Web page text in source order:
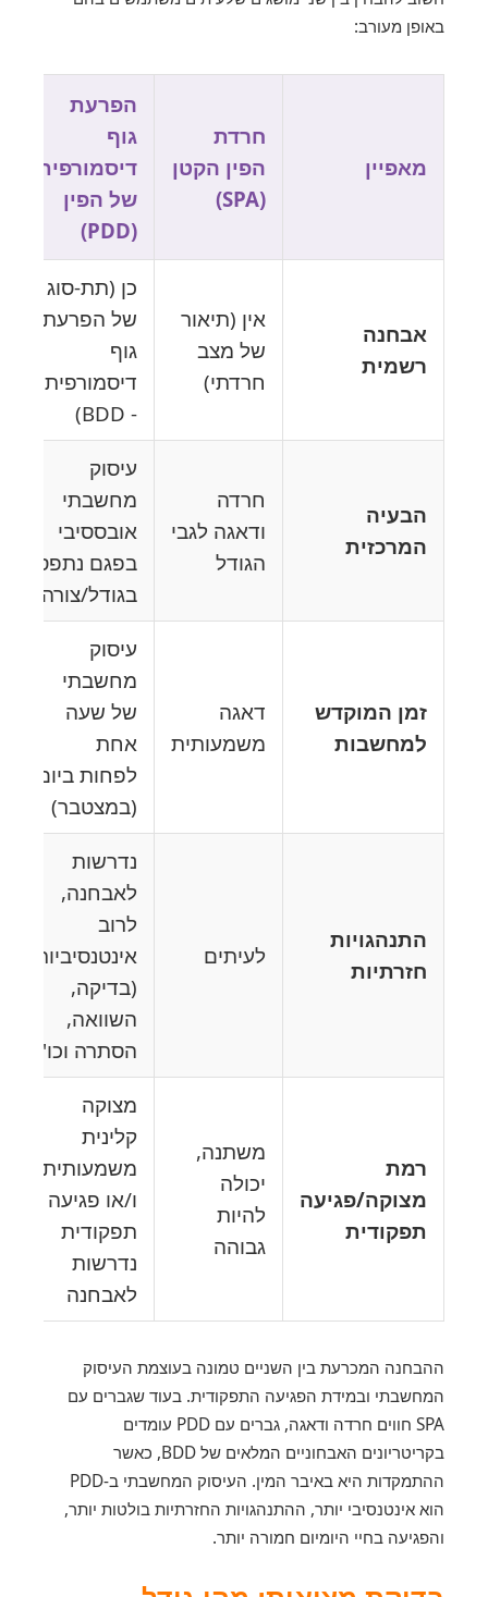
באופן מעורב:
מאפיין
חרדת
הפין הקטן
(SPA)
הפרעת
גוף
דיסמורפית
של הפין
(PDD)
אבחנה
רשמית
אין (תיאור
של מצב
חרדתי)
כן (תת-סוג
של הפרעת
גוף
דיסמורפית
- BDD)
הבעיה
המרכזית
חרדה
ודאגה לגבי
הגודל
עיסוק
מחשבתי
אובססיבי
בפגם נתפס
בגודל/צורה
זמן המוקדש
למחשבות
דאגה
משמעותית
עיסוק
מחשבתי
של שעה
אחת
לפחות ביום
(במצטבר)
התנהגויות
חזרתיות
לעיתים
נדרשות
לאבחנה,
לרוב
אינטנסיביות
(בדיקה,
השוואה,
הסתרה וכו')
רמת
מצוקה/פגיעה
תפקודית
משתנה,
יכולה
להיות
גבוהה
מצוקה
קלינית
משמעותית
ו/או פגיעה
תפקודית
נדרשות
לאבחנה
ההבחנה המכרעת בין השניים טמונה בעוצמת העיסוק
המחשבתי ובמידת הפגיעה התפקודית. בעוד שגברים עם
SPA חווים חרדה ודאגה, גברים עם PDD עומדים
בקריטריונים האבחוניים המלאים של BDD, כאשר
ההתמקדות היא באיבר המין. העיסוק המחשבתי ב-PDD
הוא אינטנסיבי יותר, ההתנהגויות החזרתיות בולטות יותר,
והפגיעה בחיי היומיום חמורה יותר.